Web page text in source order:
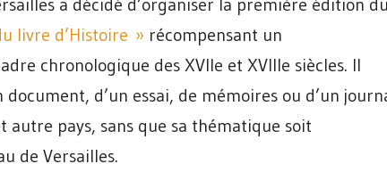
a décidé d’organiser la première édition du
livre d’Histoire » récompensant un
chronologique des XVIIe et XVIIIe siècles. Il
document, d’un essai, de mémoires ou d’un
autre pays, sans que sa thématique soit
de Versailles.